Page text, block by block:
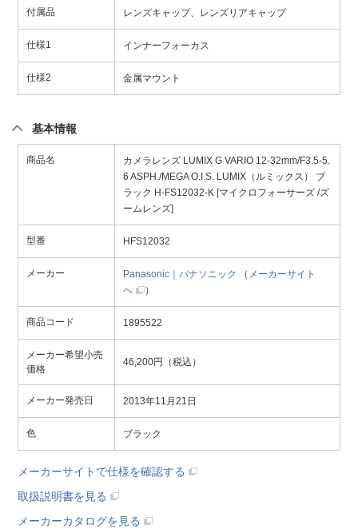
付属品 レンズキャップ、レンズリアキャップ
仕様1 インナーフォーカス
仕様2 金属マウント
基本情報
商品名
カメラレンズ LUMIX G VARIO 12-32mm/F3.5-5.
6 ASPH./MEGA O.I.S. LUMIX（ルミックス） ブ
ラック H-FS12032-K [マイクロフォーサーズ /ズ
ームレンズ]
型番 HFS12032
メーカー Panasonic｜パナソニック （ メーカーサイト
へ
）
商品コード 1895522
メーカー希望小売
価格
46,200円（税込）
メーカー発売日 2013年11月21日
色 ブラック
メーカーサイトで仕様を確認する
取扱説明書を見る
メーカーカタログを見る